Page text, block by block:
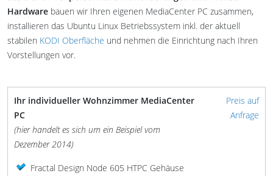
Hardware bauen wir Ihren eigenen MediaCenter PC zusammen,
installieren das Ubuntu Linux Betriebssystem inkl. der aktuell
stabilen KODI Oberfläche und nehmen die Einrichtung nach Ihren
Vorstellungen vor.
Ihr individueller Wohnzimmer MediaCenter
PC
(hier handelt es sich um ein Beispiel vom
Dezember 2014)
Preis auf
Anfrage
Fractal Design Node 605 HTPC Gehäuse